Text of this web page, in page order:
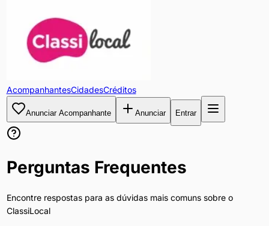
AcompanhantesCidadesCréditos
Anunciar Acompanhante Anunciar Entrar
Perguntas Frequentes
Encontre respostas para as dúvidas mais comuns sobre o
ClassiLocal